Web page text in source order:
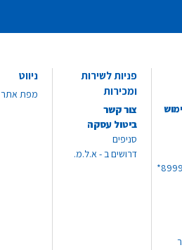
פניות לשירות
ומכירות
צור קשר
ביטול עסקה
סניפים
דרושים ב - א.ל.מ.
ניווט
מפת אתר